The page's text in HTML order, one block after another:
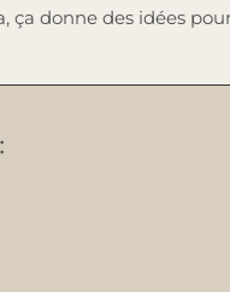
donne des idées